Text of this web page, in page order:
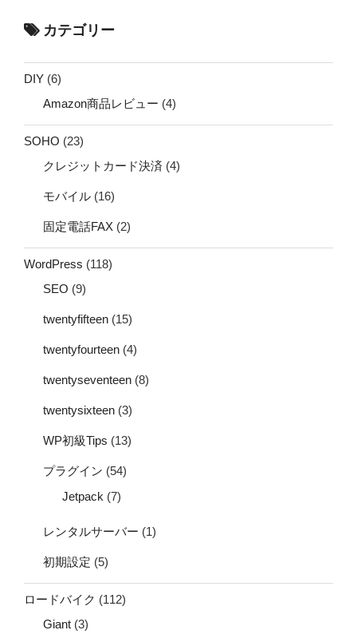
カテゴリー
DIY (6)
Amazon商品レビュー (4)
SOHO (23)
クレジットカード決済 (4)
モバイル (16)
固定電話FAX (2)
WordPress (118)
SEO (9)
twentyfifteen (15)
twentyfourteen (4)
twentyseventeen (8)
twentysixteen (3)
WP初級Tips (13)
プラグイン (54)
Jetpack (7)
レンタルサーバー (1)
初期設定 (5)
ロードバイク (112)
Giant (3)